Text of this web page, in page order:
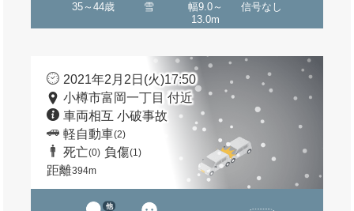
35～44歳 雪
幅9.0～
13.0m
信号なし
2021年2月2日(火)17:50
小樽市富岡一丁目 付近
車両相互 小破事故
軽自動車(2)
死亡(0) 負傷(1)
距離394m
他